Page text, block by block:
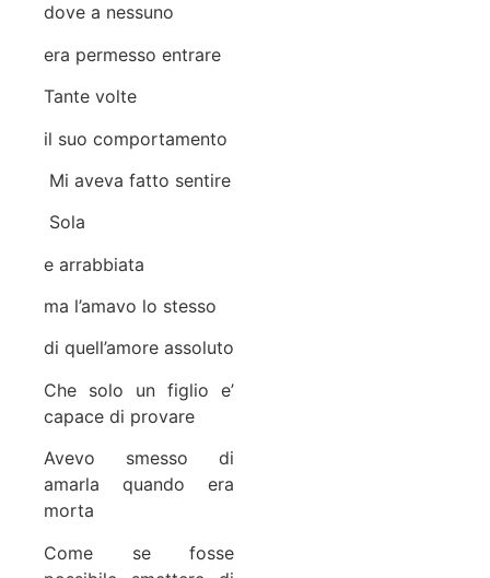
dove a nessuno
era permesso entrare
Tante volte
il suo comportamento
Mi aveva fatto sentire
Sola
e arrabbiata
ma l’amavo lo stesso
di quell’amore assoluto
Che solo un figlio e’
capace di provare
Avevo smesso di
amarla quando era
morta
Come se fosse